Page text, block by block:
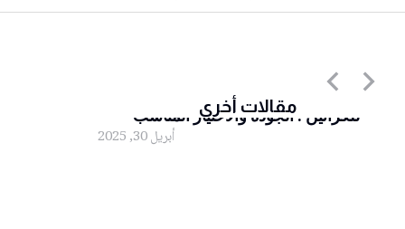
مقالات أخرى
أقوى أنواع اللصق الشفاف المستخدم
للكراتين : الجودة والاختيار المناسب”
أبريل 30, 2025